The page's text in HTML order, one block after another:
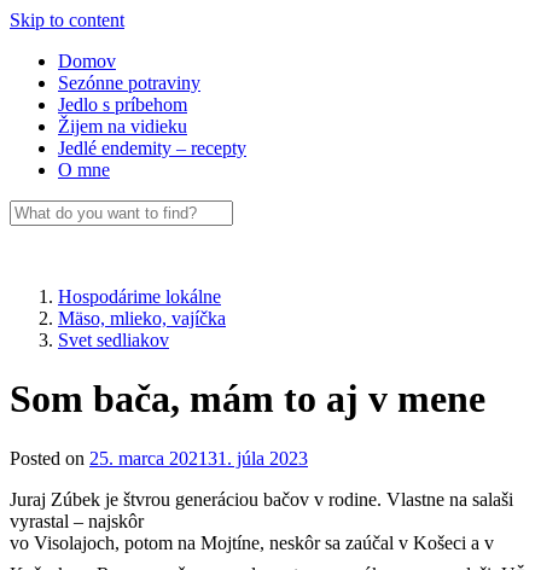
Skip to content
Domov
Sezónne potraviny
Jedlo s príbehom
Žijem na vidieku
Jedlé endemity – recepty
O mne
Hospodárime lokálne
Mäso, mlieko, vajíčka
Svet sedliakov
Som bača, mám to aj v mene
Posted on 25. marca 202131. júla 2023
Juraj Zúbek je štvrou generáciou bačov v rodine. Vlastne na salaši
vyrastal – najskôr
vo Visolajoch, potom na Mojtíne, neskôr sa zaúčal v Košeci a v